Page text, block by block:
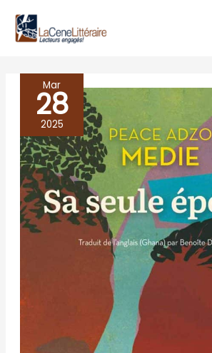
Mar
28
2025
SA
SEULE
EPOUSE,
Peace
Adza
Medie